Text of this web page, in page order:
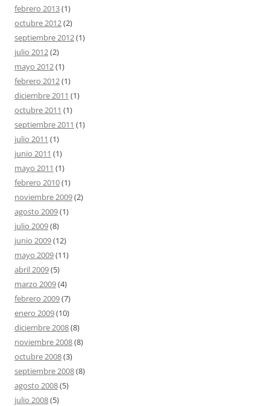
febrero 2013(1)
octubre 2012(2)
septiembre 2012(1)
julio 2012(2)
mayo 2012(1)
febrero 2012(1)
diciembre 2011 (1)
octubre 2011 (1)
septiembre 2011 (1)
julio 2011 (1)
junio 2011 (1)
mayo 2011 (1)
febrero 2010(1)
noviembre 2009(2)
agosto 2009(1)
julio 2009(8)
junio 2009(12)
mayo 2009(11)
abril 2009(5)
marzo 2009(4)
febrero 2009(7)
enero 2009(10)
diciembre 2008(8)
noviembre 2008(8)
octubre 2008(3)
septiembre 2008(8)
agosto 2008(5)
julio 2008(5)